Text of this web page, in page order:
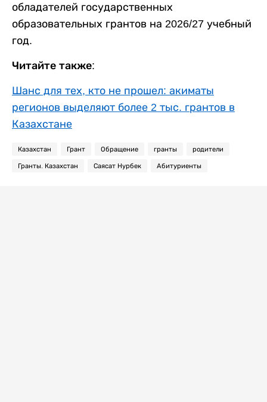
обладателей государственных
образовательных грантов на 2026/27 учебный
год.
Читайте также:
Шанс для тех, кто не прошел: акиматы
регионов выделяют более 2 тыс. грантов в
Казахстане
Казахстан Грант Обращение гранты родители
Гранты. Казахстан Саясат Нурбек Абитуриенты